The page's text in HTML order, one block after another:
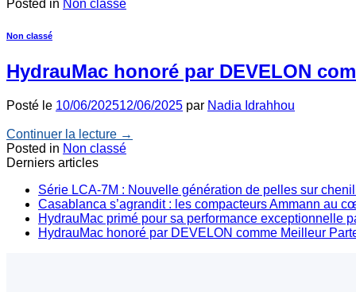
Posted in Non classé
Non classé
HydrauMac honoré par DEVELON
Posté le 10/06/202512/06/2025 par Nadia Idrahhou
Continuer la lecture →
Posted in Non classé
Derniers articles
Série LCA‑7M : Nouvelle génération de pelles sur
Casablanca s’agrandit : les compacteurs Ammann au
HydrauMac primé pour sa performance exceptionnelle
HydrauMac honoré par DEVELON comme Meilleur